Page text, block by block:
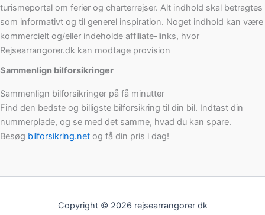
turismeportal om ferier og charterrejser. Alt indhold skal betragtes
som informativt og til generel inspiration. Noget indhold kan være
kommercielt og/eller indeholde affiliate-links, hvor
Rejsearrangorer.dk kan modtage provision
Sammenlign bilforsikringer
Sammenlign bilforsikringer på få minutter
Find den bedste og billigste bilforsikring til din bil. Indtast din
nummerplade, og se med det samme, hvad du kan spare.
Besøg bilforsikring.net og få din pris i dag!
Copyright © 2026 rejsearrangorer dk